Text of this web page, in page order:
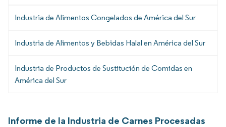
Industria de Alimentos Congelados de América del Sur
Industria de Alimentos y Bebidas Halal en América del Sur
Industria de Productos de Sustitución de Comidas en
América del Sur
Informe de la Industria de Carnes Procesadas